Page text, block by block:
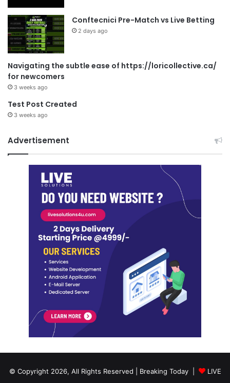
Conftecnici Pre-Match vs Live Betting
2 days ago
Navigating the subtle ease of https://loricollective.ca/
for newcomers
3 weeks ago
Test Post Created
3 weeks ago
Advertisement
© Copyright 2026, All Rights Reserved | Breaking Today | LIVE